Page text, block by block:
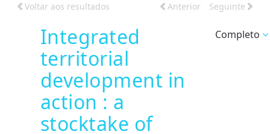
Voltar aos resultados Anterior Seguinte
Integrated
territorial
development in
action : a
stocktake of
Completo